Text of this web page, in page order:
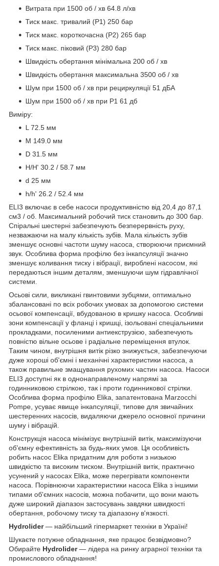
Витрата при 1500 об / хв 64.8 л/хв
Тиск макс. тривалий (Р1) 250 бар
Тиск макс. короткочасна (Р2) 265 бар
Тиск макс. піковий (Р3) 280 бар
Швидкість обертання мінімальна 200 об / хв
Швидкість обертання максимальна 3500 об / хв
Шум при 1500 об / хв при рециркуляції 51 дБА
Шум при 1500 об / хв при P1 61 дб
Виміру:
L 72.5 мм
M 149.0 мм
D 31.5 мм
H/H' 30.2 / 58.7 мм
d 25 мм
h/h' 26.2 / 52.4 мм
ELI3 включає в себе насоси продуктивністю від 20,4 до 87,1
см3 / об. Максимальний робочий тиск становить до 300 бар.
Спіральні шестерні забезпечують безперервність руху,
незважаючи на малу кількість зубів. Мала кількість зубів
зменшує основні частоти шуму насоса, створюючи приємний
звук. Особлива форма профілю без інкапсуляції значно
зменшує коливання тиску і вібрації, вироблені насосом, які
передаються іншим деталям, зменшуючи шум гідравлічної
системи.
Осьові сили, викликані гвинтовими зубцями, оптимально
збалансовані по всіх робочих умовах за допомогою системи
осьової компенсації, вбудованою в кришку насоса. Особливі
зони компенсації у фланці і кришці, ізольовані спеціальними
прокладками, посиленими антиекструзією, забезпечують
повністю вільне осьове і радіальне переміщення втулок.
Таким чином, внутрішня витік різко знижується, забезпечуючи
дуже хороші об'ємні і механічні характеристики насоса, а
також правильне змащування рухомих частин насоса. Насоси
ELI3 доступні як в однонаправленому напрямі за
годинниковою стрілкою, так і проти годинникової стрілки.
Особлива форма профілю Elika, запатентована Marzocchi
Pompe, усуває явище інкапсуляції, типове для звичайних
шестеренних насосів, видаляючи джерело основної причини
шуму і вібрацій.
Конструкція насоса мінімізує внутрішній витік, максимізуючи
об'ємну ефективність за будь-яких умов. Ця особливість
робить насос Elika придатним для роботи з низькою
швидкістю та високим тиском. Внутрішній витік, практично
усунений у насосах Elika, може перегрівати компоненти
насоса. Порівнюючи характеристики насоса Elika з іншими
типами об'ємних насосів, можна побачити, що вони мають
дуже широкий діапазон застосувань завдяки швидкості
обертання, робочому тиску та діапазону в'язкості.
Hydrolider— найбільший гіпермаркет техніки в Україні!
Шукаєте потужне обладнання, яке працює безвідмовно?
Обирайте Hydrolider— лідера на ринку аграрної техніки та
промислового обладнання!